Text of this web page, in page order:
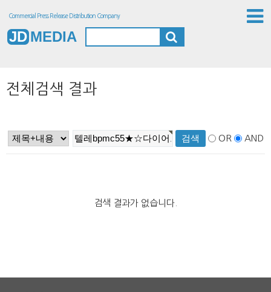
Commercial Press Release Distribution Company
JD MEDIA
전체검색 결과
OR AND
검색 결과가 없습니다.